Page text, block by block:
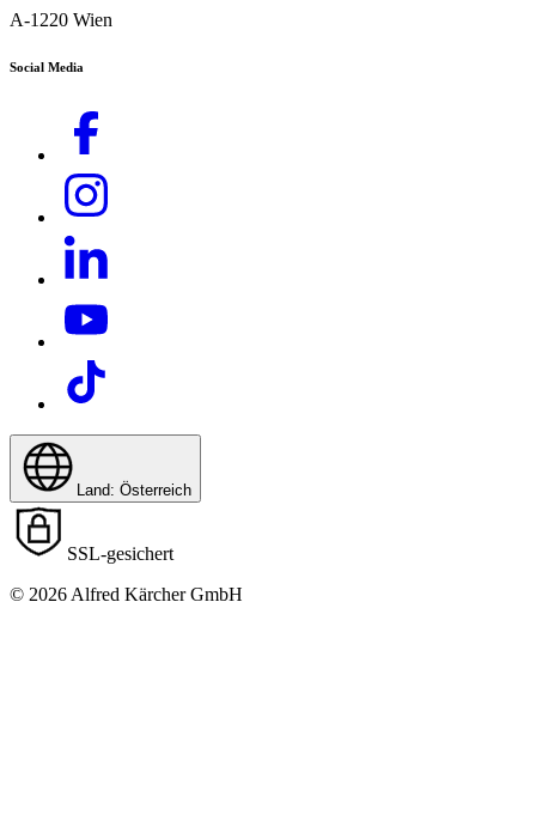
A-1220 Wien
Social Media
Land: Österreich
SSL-gesichert
© 2026 Alfred Kärcher GmbH